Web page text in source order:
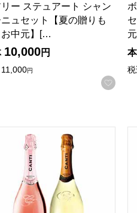
りに登録する
リー ステュアート シャン
ュセット【夏の贈りも
お中元】[…
10,000円
11,000円
お気
の・お中元】[JB-RB2]
リア産スパークリング プロセ